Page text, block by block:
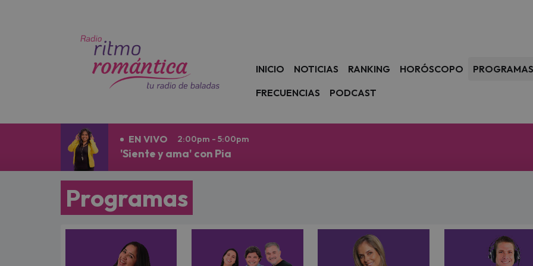
INICIO NOTICIAS RANKING HORÓSCOPO PROGRAMAS
FRECUENCIAS
PODCAST
EN VIVO 2:00pm - 5:00pm
'Siente y ama' con Pia
Programas